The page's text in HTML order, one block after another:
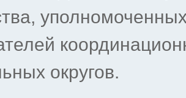
округов.